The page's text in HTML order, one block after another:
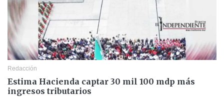
Redacción
Estima Hacienda captar 30 mil 100 mdp más
ingresos tributarios